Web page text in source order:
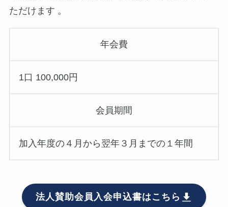
ただけます 。
年会費
1口 100,000円
会員期間
加入年度の４月から翌年３月までの１年間
法人賛助会員入会申込書はこちら